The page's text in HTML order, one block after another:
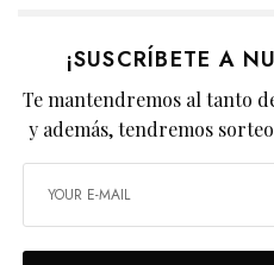
¡SUSCRÍBETE A
Te mantendremos al tanto
y además, tendremos